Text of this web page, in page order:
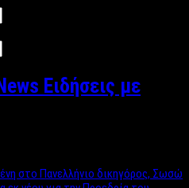
Ειδήσεις με